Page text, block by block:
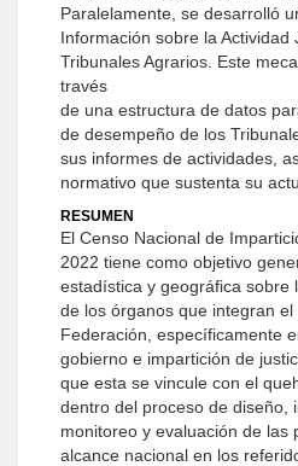
Paralelamente, se desarrolló
Información sobre la Actividad
Tribunales Agrarios. Este
través
de una estructura de datos
de desempeño de los
sus informes de actividades,
normativo que sustenta su
RESUMEN
El Censo Nacional de
2022 tiene como objetivo
estadística y geográfica sobre
de los órganos que integran
Federación, específicamente
gobierno e impartición de
que esta se vincule con el
dentro del proceso de diseño,
monitoreo y evaluación de las
alcance nacional en los